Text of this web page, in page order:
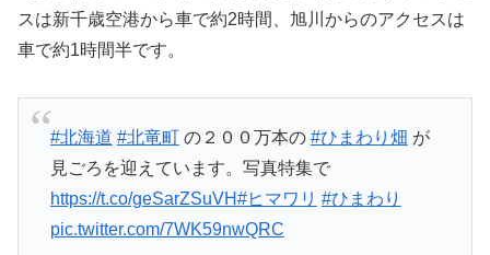
スは新千歳空港から車で約2時間、旭川からのアクセスは
車で約1時間半です。
#北海道 #北竜町の２００万本の #ひまわり畑 が
見ごろを迎えています。写真特集で
https://t.co/geSarZSuVH#ヒマワリ #ひまわり
pic.twitter.com/7WK59nwQRC